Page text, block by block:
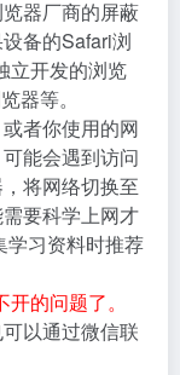
器厂商的屏蔽
备的Safari浏
立开发的浏览
器等。
者你使用的网
能会遇到访问
将网络切换至
要科学上网才
学习资料时推荐
的问题了。
以通过微信联